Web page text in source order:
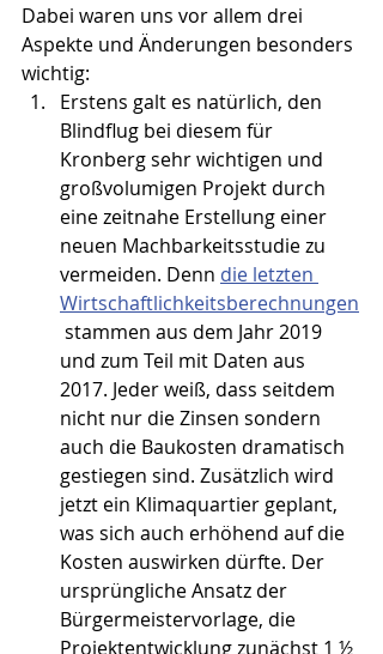
Dabei waren uns vor allem drei
Aspekte und Änderungen besonders
wichtig:
Erstens galt es natürlich, den
Blindflug bei diesem für
Kronberg sehr wichtigen und
großvolumigen Projekt durch
eine zeitnahe Erstellung einer
neuen Machbarkeitsstudie zu
vermeiden. Denn die letzten
Wirtschaftlichkeitsberechnungen
stammen aus dem Jahr 2019
und zum Teil mit Daten aus
2017. Jeder weiß, dass seitdem
nicht nur die Zinsen sondern
auch die Baukosten dramatisch
gestiegen sind. Zusätzlich wird
jetzt ein Klimaquartier geplant,
was sich auch erhöhend auf die
Kosten auswirken dürfte. Der
ursprüngliche Ansatz der
Bürgermeistervorlage, die
Projektentwicklung zunächst 1 ½